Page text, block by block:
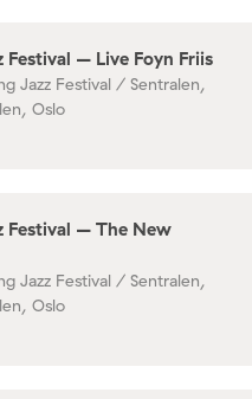
Festival – Live Foyn Friis
Jazz Festival / Sentralen,
Oslo
Festival – The New
Jazz Festival / Sentralen,
Oslo